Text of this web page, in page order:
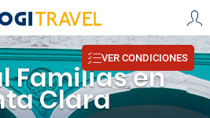
Familias en
Clara
VER CONDICIONES